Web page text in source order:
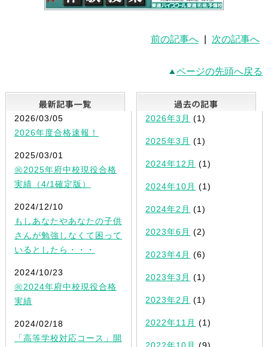
前の記事へ 次の記事へ
ページの先頭へ戻る
最新記事一覧
2026/03/05
2026年度合格速報！
2025/03/01
㊗2025年府中校現役合格
実績（4/1確定版）
2024/12/10
もしあなたやあなたの子供
さんが勉強しなくて困って
いるとしたら・・・
2024/10/23
㊗2024年府中校現役合格
実績
2024/02/18
「高等学校対応コース」開
2026年3月 (1)
2025年3月 (1)
2024年12月 (1)
2024年10月 (1)
2024年2月 (1)
2023年6月 (2)
2023年4月 (6)
2023年3月 (1)
2023年2月 (1)
2022年11月 (1)